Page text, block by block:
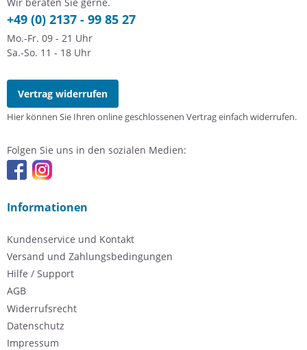
+49 (0) 2137 - 99 85 27
Mo.-Fr. 09 - 21 Uhr
Sa.-So. 11 - 18 Uhr
Vertrag widerrufen
Hier können Sie Ihren online geschlossenen Vertrag einfach widerrufen.
Folgen Sie uns in den sozialen Medien:
Informationen
Kundenservice und Kontakt
Versand und Zahlungsbedingungen
Hilfe / Support
AGB
Widerrufsrecht
Datenschutz
Impressum